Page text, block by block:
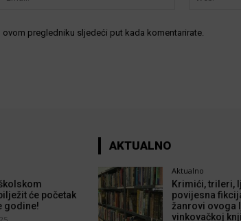
pregledniku sljedeći put kada komentarirate.
će početak
godine!
AKTUALNO
Aktualno
Krimići, trileri,
povijesna
žanrovi ovoga
vinkovačkoj